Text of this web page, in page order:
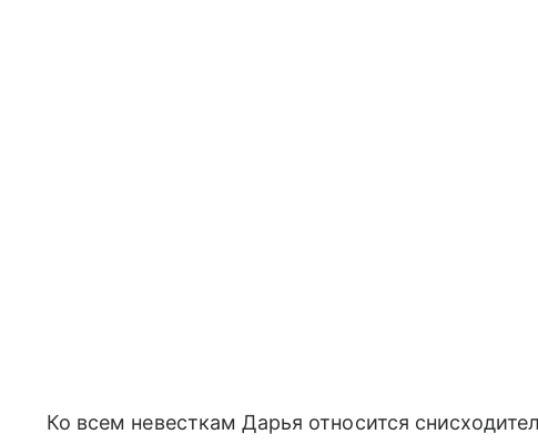
Ко всем невесткам Дарья относится